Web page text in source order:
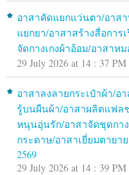
อาสาคัดแยกแว่นตา/อาส
แยกยา/อาสาสร้างสื่อกา
จัดกางเกงผ้าอ้อม/อาสาห
29 July 2026 at 14 : 37 PM
อาสาลงลายกระเป๋าผ้า/อ
รู้บนผืนผ้า/อาสาผลิตแฟล
หนุนอุ่นรัก/อาสาจัดชุดกา
กระดาษ/อาสาเยี่ยมตายา
2569
29 July 2026 at 14 : 39 PM